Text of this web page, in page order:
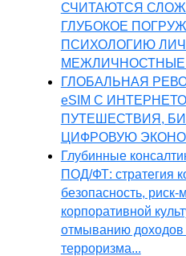
СЧИТАЮТСЯ
ГЛУБОКОЕ
ПСИХОЛОГИЮ
МЕЖЛИЧНОСТНЫЕ
ГЛОБАЛЬНАЯ
eSIM С
ПУТЕШЕСТВИЯ,
ЦИФРОВУЮ
Глубинные
ПОД/ФТ: стратегия
безопасность,
корпоративной
отмыванию
терроризма...